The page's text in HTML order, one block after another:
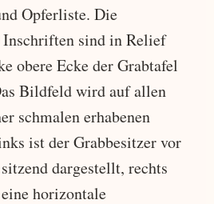
Opferliste. Die
sind in Relief
obere Ecke der Grabtafel
Bildfeld wird auf allen
schmalen erhabenen
ist der Grabbesitzer vor
dargestellt, rechts
horizontale